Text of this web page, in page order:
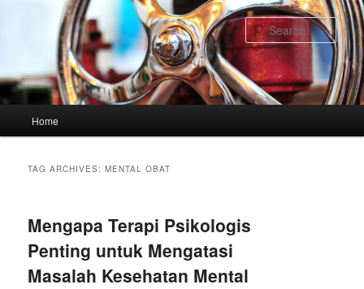
Home
TAG ARCHIVES:MENTAL OBAT
Mengapa Terapi Psikologis
Penting untuk Mengatasi
Masalah Kesehatan Mental